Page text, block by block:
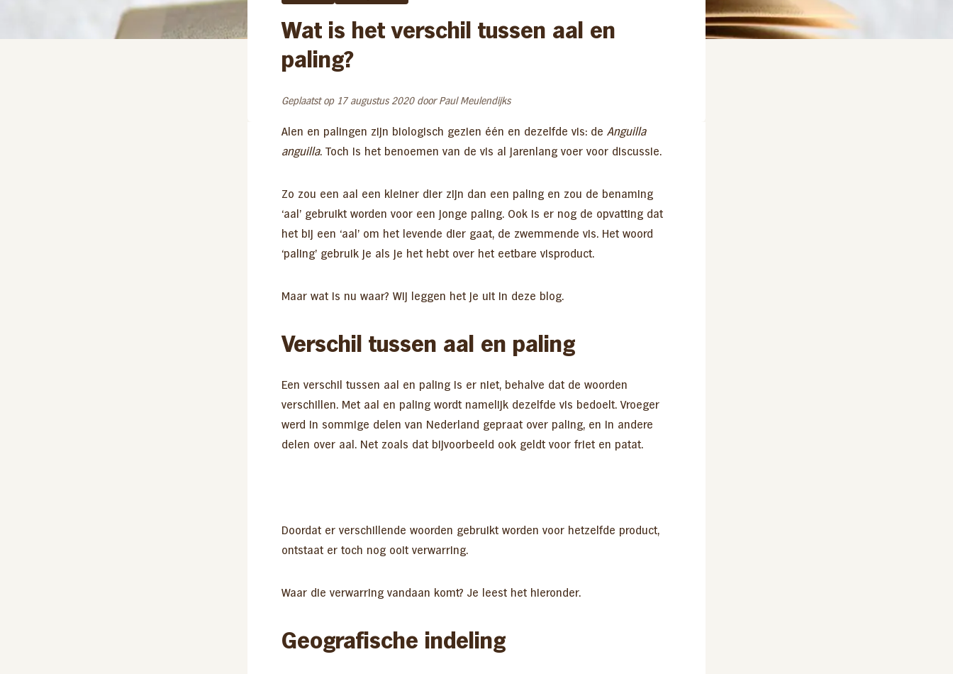
17,55
Wat is het verschil tussen aal en
paling?
Geplaatst op 17 augustus 2020 door Paul Meulendijks
Alen en palingen zijn biologisch gezien één en dezelfde vis: de Anguilla
anguilla. Toch is het benoemen van de vis al jarenlang voer voor discussie.
Zo zou een aal een kleiner dier zijn dan een paling en zou de benaming
‘aal’ gebruikt worden voor een jonge paling. Ook is er nog de opvatting dat
het bij een ‘aal’ om het levende dier gaat, de zwemmende vis. Het woord
‘paling’ gebruik je als je het hebt over het eetbare visproduct.
Maar wat is nu waar? Wij leggen het je uit in deze blog.
Verschil tussen aal en paling
Een verschil tussen aal en paling is er niet, behalve dat de woorden
verschillen. Met aal en paling wordt namelijk dezelfde vis bedoelt. Vroeger
werd in sommige delen van Nederland gepraat over paling, en in andere
delen over aal. Net zoals dat bijvoorbeeld ook geldt voor friet en patat.
Doordat er verschillende woorden gebruikt worden voor hetzelfde product,
ontstaat er toch nog ooit verwarring.
Waar die verwarring vandaan komt? Je leest het hieronder.
Geografische indeling